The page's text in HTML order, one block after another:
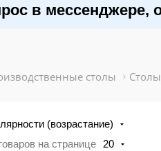
Моечные ванны
Подтоварники и
подставки
в мессенджере,
столы
(возрастание)
на странице 20